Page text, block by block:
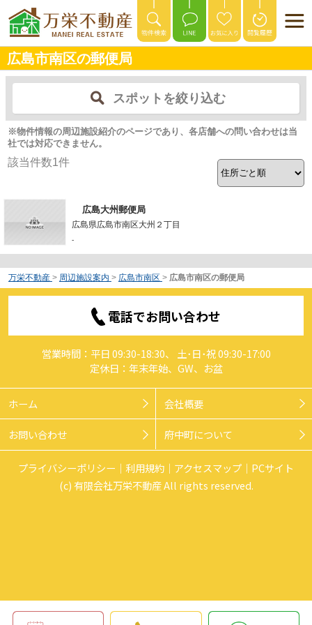
広島市南区の郵便局
スポットを絞り込む
※物件情報の周辺施設紹介のページであり、各店舗への問い合わせは当
社では対応できません。
該当件数1件
広島大州郵便局
広島県広島市南区大州２丁目
-
万栄不動産 > 周辺施設案内 > 広島市南区 > 広島市南区の郵便局
電話でお問い合わせ
営業時間：平日 09:30-18:30、 土･日･祝 09:30-17:00
定休日：年末年始、GW、お盆
ホーム 会社概要
お問い合わせ 府中町について
プライバシーポリシー 利用規約 アクセスマップ
PCサイト
(c) 有限会社万栄不動産 All rights reserved.